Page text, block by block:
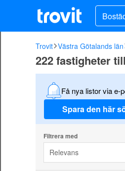
u
Trovit Västra Götalands län
222 fastigheter
Få nya listor via e-
Spara den här
Filtrera med
Relevans